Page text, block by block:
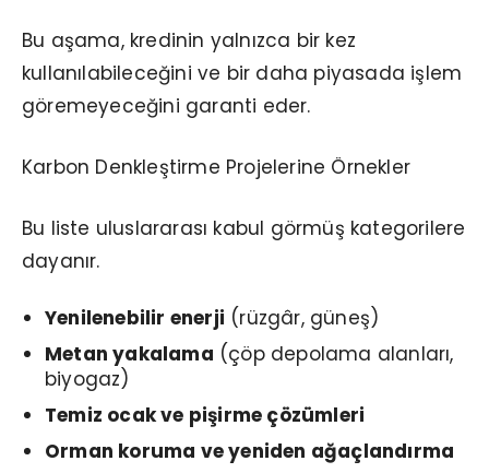
Bu aşama, kredinin yalnızca bir kez
kullanılabileceğini ve bir daha piyasada işlem
göremeyeceğini garanti eder.
Karbon Denkleştirme Projelerine Örnekler
Bu liste uluslararası kabul görmüş kategorilere
dayanır.
Yenilenebilir enerji (rüzgâr, güneş)
Metan yakalama (çöp depolama alanları,
biyogaz)
Temiz ocak ve pişirme çözümleri
Orman koruma ve yeniden ağaçlandırma